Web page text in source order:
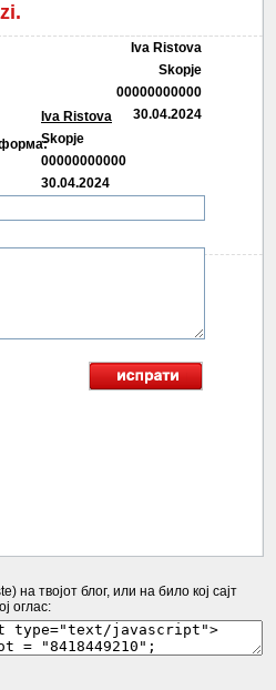
Iva Ristova
Skopje
00000000000
30.04.2024
Iva Ristova
Skopje
00000000000
30.04.2024
на твојот блог, или на било кој сајт
оглас: